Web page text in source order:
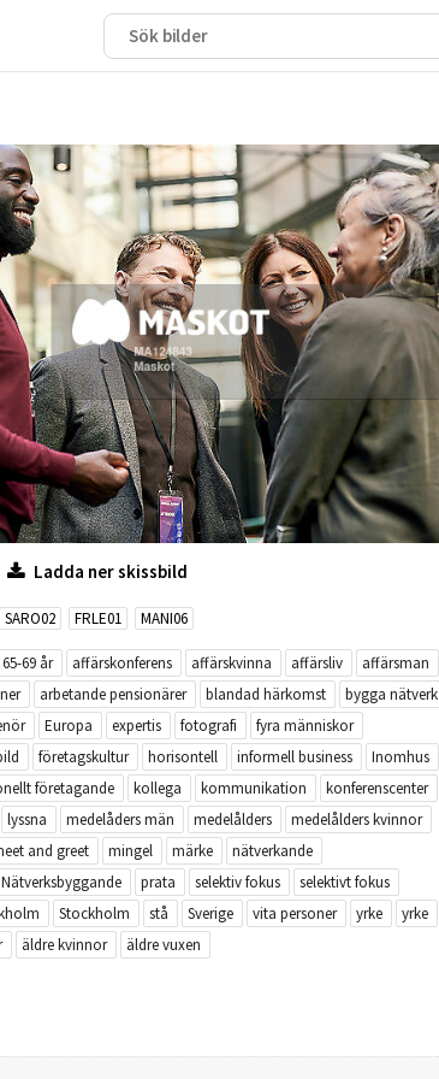
Ladda ner skissbild
SARO02 FRLE01 MANI06
65-69 år affärskonferens affärskvinna affärsliv
affärsman
arbetande pensionärer blandad härkomst
bygga nätverk
Europa expertis fotografi
fyra människor
företagskultur horisontell informell business
Inomhus
företagande kollega kommunikation
konferenscenter
lyssna medelåders män medelålders
medelålders kvinnor
and greet mingel märke
nätverkande
Nätverksbyggande prata selektiv fokus
selektivt fokus
Stockholm stå Sverige vita personer yrke
yrke
äldre kvinnor äldre vuxen